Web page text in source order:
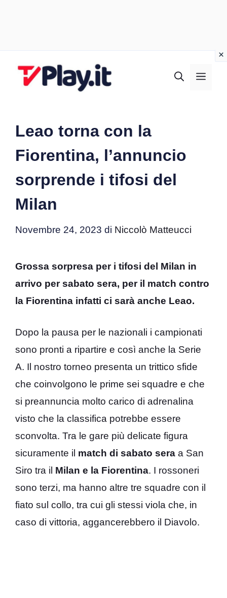
Leao torna con la
Fiorentina, l’annuncio
sorprende i tifosi del
Milan
Novembre 24, 2023 di Niccolò Matteucci
Grossa sorpresa per i tifosi del Milan in
arrivo per sabato sera, per il match contro
la Fiorentina infatti ci sarà anche Leao.
Dopo la pausa per le nazionali i campionati
sono pronti a ripartire e così anche la Serie
A. Il nostro torneo presenta un trittico sfide
che coinvolgono le prime sei squadre e che
si preannuncia molto carico di adrenalina
visto che la classifica potrebbe essere
sconvolta. Tra le gare più delicate figura
sicuramente il match di sabato sera a San
Siro tra il Milan e la Fiorentina. I rossoneri
sono terzi, ma hanno altre tre squadre con il
fiato sul collo, tra cui gli stessi viola che, in
caso di vittoria, aggancerebbero il Diavolo.